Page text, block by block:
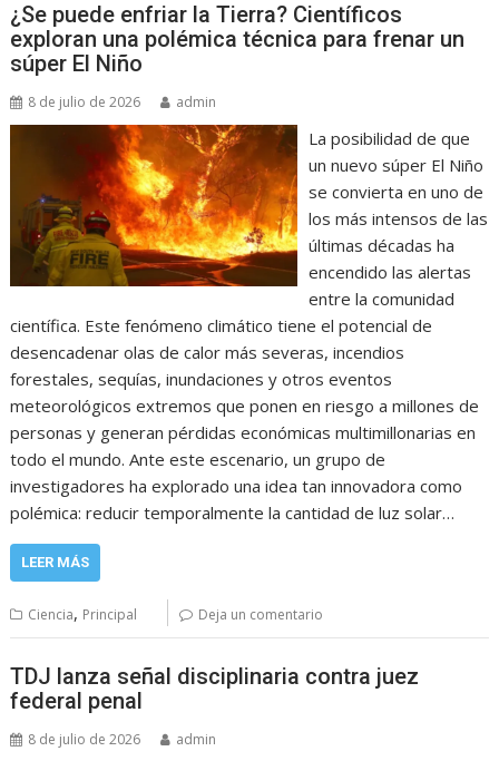
¿Se puede enfriar la Tierra? Científicos
exploran una polémica técnica para frenar un
súper El Niño
8 de julio de 2026 admin
La posibilidad de que
un nuevo súper El Niño
se convierta en uno de
los más intensos de las
últimas décadas ha
encendido las alertas
entre la comunidad
científica. Este fenómeno climático tiene el potencial de
desencadenar olas de calor más severas, incendios
forestales, sequías, inundaciones y otros eventos
meteorológicos extremos que ponen en riesgo a millones de
personas y generan pérdidas económicas multimillonarias en
todo el mundo. Ante este escenario, un grupo de
investigadores ha explorado una idea tan innovadora como
polémica: reducir temporalmente la cantidad de luz solar…
LEER MÁS
Ciencia, Principal Deja un comentario
TDJ lanza señal disciplinaria contra juez
federal penal
8 de julio de 2026 admin